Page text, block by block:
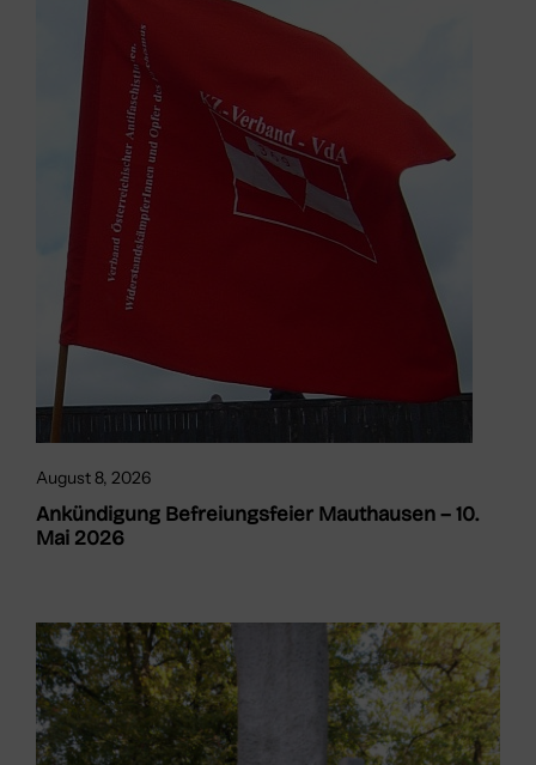
August 8, 2026
Ankündigung Befreiungsfeier Mauthausen – 10.
Mai 2026